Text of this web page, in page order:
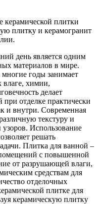
плитки
плитку и керамогранит
день является одним
материалов в мире.
годы занимает
влаге, химии,
делает
отделке практически
и внутри. Современная
текстуру и
узоров. Использование
решать
Плитка для ванной –
с повышенной
от разрушающей влаги,
средствам для
отделочных
плитке для
керамическую плитку